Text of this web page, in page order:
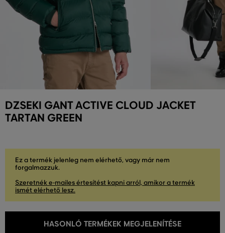
DZSEKI GANT ACTIVE CLOUD JACKET
TARTAN GREEN
Ez a termék jelenleg nem elérhető, vagy már nem
forgalmazzuk.
Szeretnék e-mailes értesítést kapni arról, amikor a termék
ismét elérhető lesz.
HASONLÓ TERMÉKEK MEGJELENÍTÉSE